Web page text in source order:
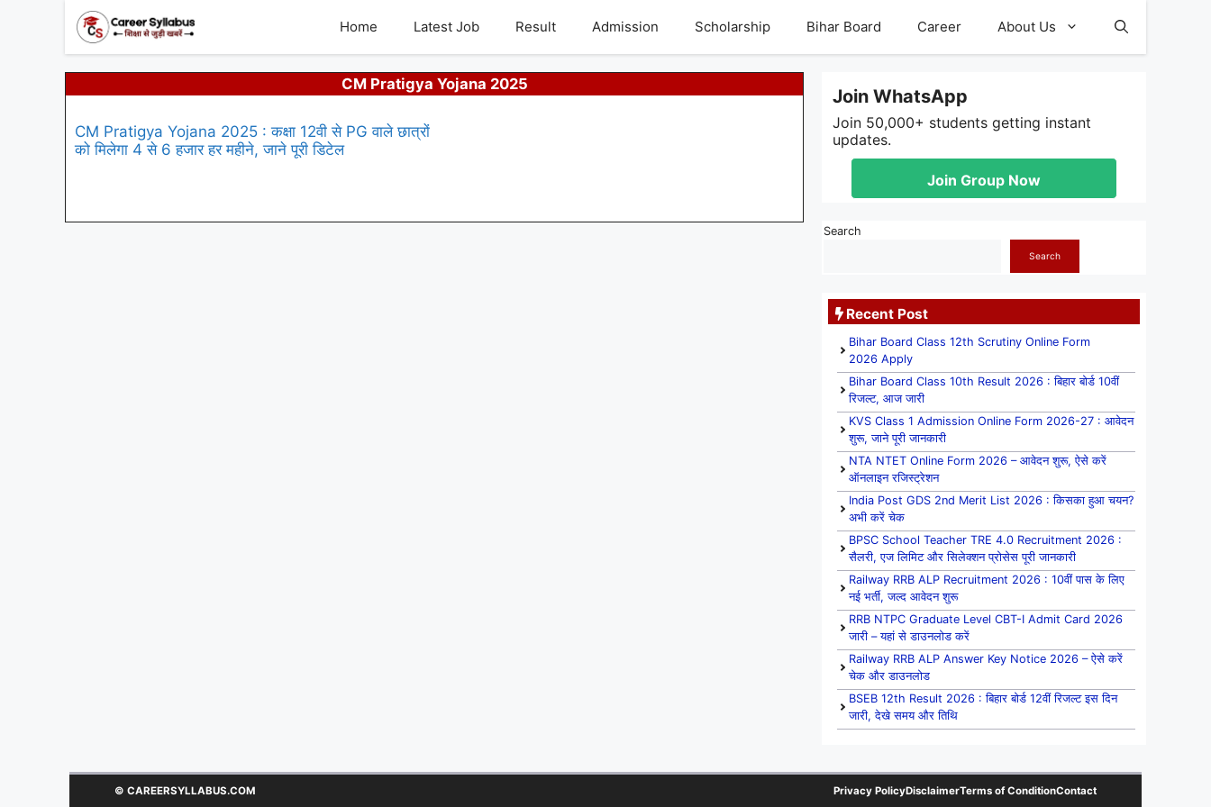
Home Latest Job Result Admission Scholarship Bihar Board Career About Us
CM Pratigya Yojana 2025
CM Pratigya Yojana 2025 : कक्षा 12वी से PG वाले छात्रों
को मिलेगा 4 से 6 हजार हर महीने, जाने पूरी डिटेल
Join WhatsApp
Join 50,000+ students getting instant
updates.
Join Group Now
Search
Search
Recent Post
Bihar Board Class 12th Scrutiny Online Form
2026 Apply
Bihar Board Class 10th Result 2026 : बिहार बोर्ड 10वीं
रिजल्ट, आज जारी
KVS Class 1 Admission Online Form 2026-27 : आवेदन
शुरू, जाने पूरी जानकारी
NTA NTET Online Form 2026 – आवेदन शुरू, ऐसे करें
ऑनलाइन रजिस्ट्रेशन
India Post GDS 2nd Merit List 2026 : किसका हुआ चयन?
अभी करें चेक
BPSC School Teacher TRE 4.0 Recruitment 2026 :
सैलरी, एज लिमिट और सिलेक्शन प्रोसेस पूरी जानकारी
Railway RRB ALP Recruitment 2026 : 10वीं पास के लिए
नई भर्ती, जल्द आवेदन शुरू
RRB NTPC Graduate Level CBT-I Admit Card 2026
जारी – यहां से डाउनलोड करें
Railway RRB ALP Answer Key Notice 2026 – ऐसे करें
चेक और डाउनलोड
BSEB 12th Result 2026 : बिहार बोर्ड 12वीं रिजल्ट इस दिन
जारी, देखे समय और तिथि
© CAREERSYLLABUS.COM Privacy PolicyDisclaimerTerms of ConditionContact